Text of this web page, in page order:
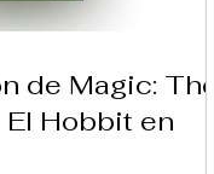
de Magic: The
Hobbit en